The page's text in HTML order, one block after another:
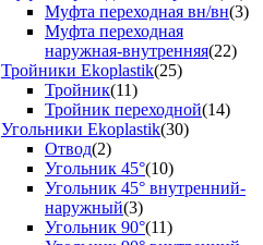
Муфта переходная вн/вн(3)
Муфта переходная
наружная-внутренняя(22)
Тройники Ekoplastik(25)
Тройник(11)
Тройник переходной(14)
Угольники Ekoplastik(30)
Отвод(2)
Угольник 45°(10)
Угольник 45° внутренний-
наружный(3)
Угольник 90°(11)